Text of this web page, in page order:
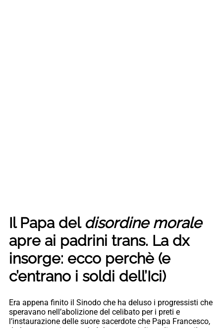
Il Papa del disordine morale
apre ai padrini trans. La dx
insorge: ecco perchè (e
c’entrano i soldi dell’Ici)
Era appena finito il Sinodo che ha deluso i progressisti che
speravano nell’abolizione del celibato per i preti e
l’instaurazione delle suore sacerdote che Papa Francesco,